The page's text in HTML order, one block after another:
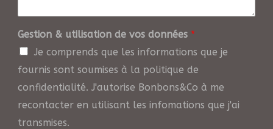
Gestion & utilisation de vos données *
Je comprends que les informations que je
fournis sont soumises à la politique de
confidentialité. J'autorise Bonbons&Co à me
recontacter en utilisant les infomations que j'ai
transmises.